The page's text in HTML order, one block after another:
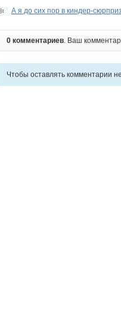
А я до сих пор в киндер-
0 комментариев. Ваш
Чтобы оставлять комментарии